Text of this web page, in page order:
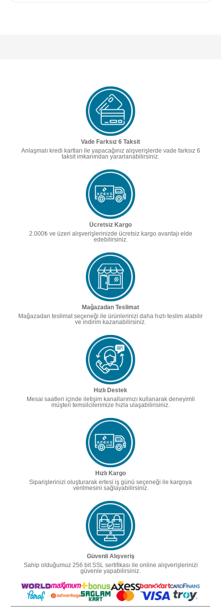
Vade Farksız 6 Taksit
Anlaşmalı kredi kartları ile yapacağınız alışverişlerde vade farksız 6
taksit imkanından yararlanabilirsiniz.
Ücretsiz Kargo
2.000₺ ve üzeri alışverişlerinizde ücretsiz kargo avantajı elde
edebilirsiniz.
Mağazadan Teslimat
Mağazadan teslimat seçeneği ile ürünlerinizi daha hızlı teslim alabilir
ve indirim kazanabilirsiniz.
Hızlı Destek
Mesai saatleri içinde iletişim kanallarımızı kullanarak deneyimli
müşteri temsilcilerimize hızla ulaşabilirisiniz.
Hızlı Kargo
Siparişlerinizi oluşturarak ertesi iş günü seçeneği ile kargoya
verilmesini sağlayabilirsiniz.
Güvenli Alışveriş
Sahip olduğumuz 256 bit SSL sertifikası ile online alışverişlerinizi
güvenle yapabilirsiniz.